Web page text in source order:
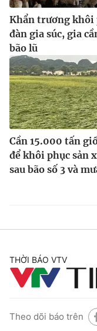
Khẩn trương khôi
đàn gia súc, gia
bão lũ
Cần 15.000 tấn
để khôi phục sản
sau bão số 3 và
THỜI BÁO VTV
Theo dõi báo trên